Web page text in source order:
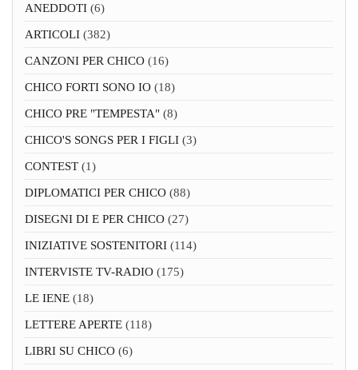
ANEDDOTI (6)
ARTICOLI (382)
CANZONI PER CHICO (16)
CHICO FORTI SONO IO (18)
CHICO PRE "TEMPESTA" (8)
CHICO'S SONGS PER I FIGLI (3)
CONTEST (1)
DIPLOMATICI PER CHICO (88)
DISEGNI DI E PER CHICO (27)
INIZIATIVE SOSTENITORI (114)
INTERVISTE TV-RADIO (175)
LE IENE (18)
LETTERE APERTE (118)
LIBRI SU CHICO (6)